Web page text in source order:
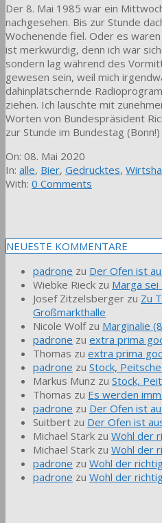
Der 8. Mai 1985 war ein
nachgesehen. Bis zur Stunde
Wochenende fiel. Oder es waren
ist merkwürdig, denn ich war
sondern lag während des
gewesen sein, weil mich
dahinplätschernde
ziehen. Ich lauschte mit
Worten von Bundespräsident
zur Stunde im Bundestag
2020-
05-
08
On: 08. Mai 2020
In: alle, Bier, Gedrucktes,
With: 0 Comments
NEUESTE KOMMENTARE
padrone zu Der Ofen ist
Wiebke Rieck zu Marga sei
Josef Zitzelsberger zu Zu
Großmarkthalle
Nicole Wolfzu Marginalie
padrone zu extra prima
Thomas zu extra prima
padrone zu Stock,
Markus Munz zu Stock,
Thomas zu Es werden
padrone zu Der Ofen ist
Suitbert zu Der Ofen ist
Michael Stark zu Wohl der
Michael Stark zu Wohl der
padrone zu Wohl der
padrone zu Wohl der